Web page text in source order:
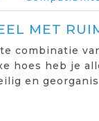
MET
combinatie
hoes heb je
en